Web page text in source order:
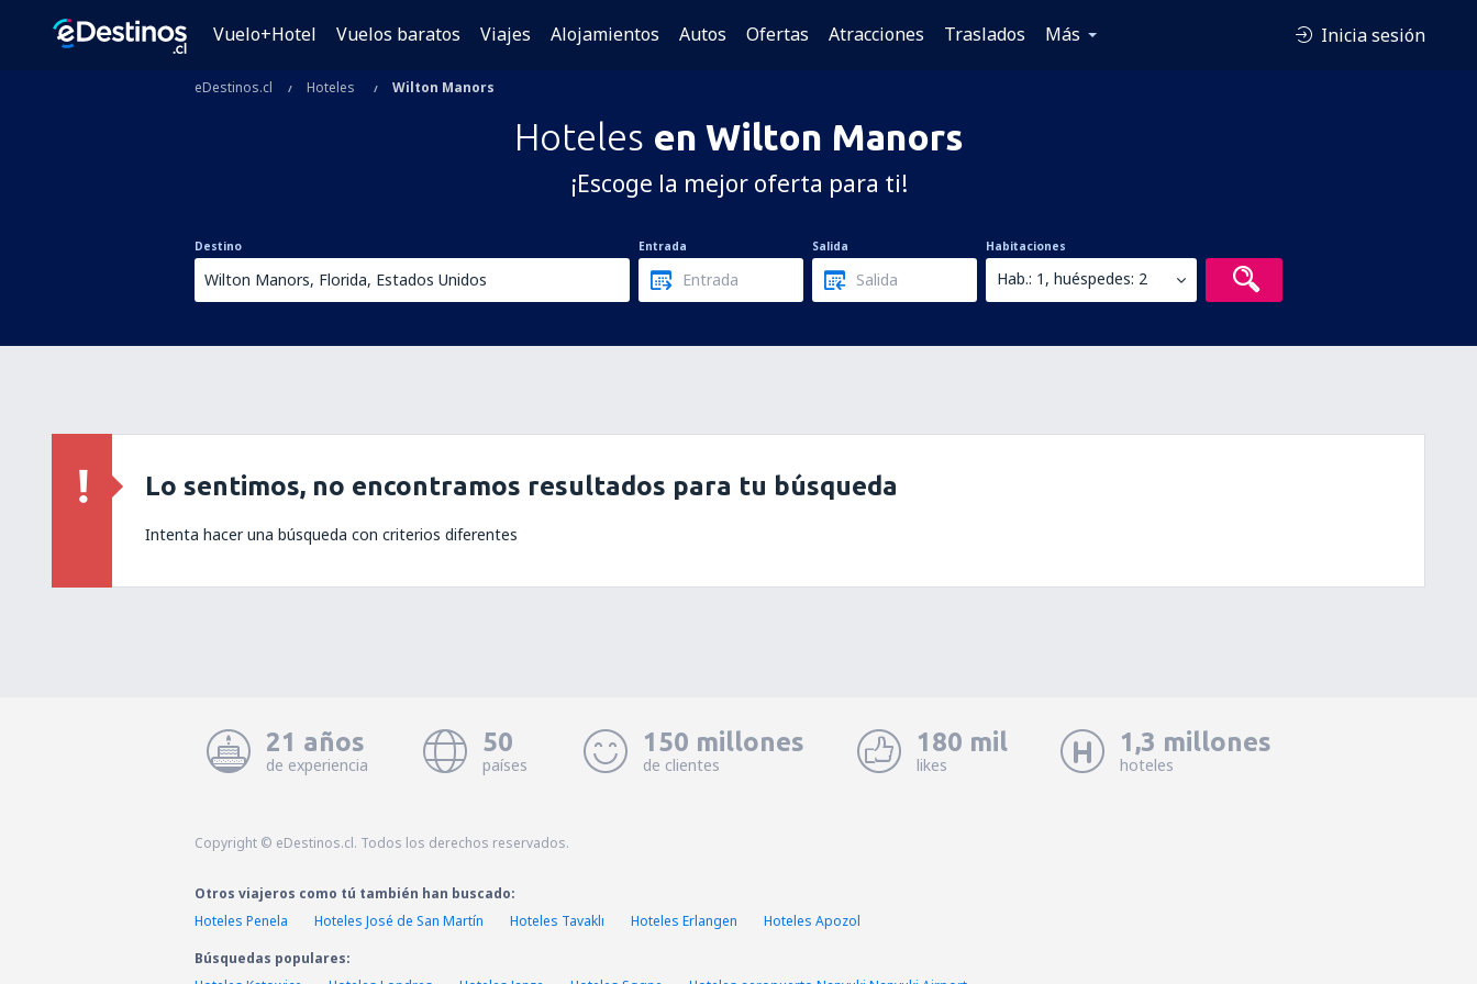
Vuelo+Hotel Vuelos baratos Viajes Alojamientos Autos Ofertas Atracciones Traslados Más Inicia sesión
eDestinos.cl Hoteles Wilton Manors
Hoteles en Wilton Manors
¡Escoge la mejor oferta para ti!
Destino Entrada Salida Habitaciones
Hab.: 1, huéspedes: 2
Lo sentimos, no encontramos resultados para tu búsqueda
Intenta hacer una búsqueda con criterios diferentes
21 años
de experiencia
50
países
150 millones
de clientes
180 mil
likes
1,3 millones
hoteles
Copyright © eDestinos.cl. Todos los derechos reservados.
Otros viajeros como tú también han buscado:
Hoteles Penela
Hoteles José de San Martín Hoteles Tavaklı Hoteles Erlangen
Hoteles Apozol
Búsquedas populares: